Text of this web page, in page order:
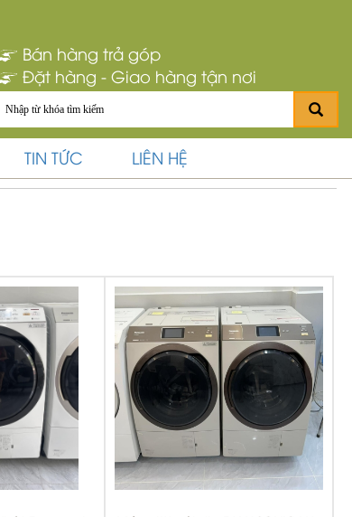
Bán hàng trả góp
Đặt hàng - Giao hàng tận nơi
TIN TỨC LIÊN HỆ